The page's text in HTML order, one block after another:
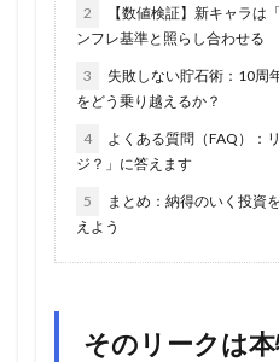
2
【数値検証】新キャラは
ンフレ基準と照らし合わせる
3
失敗しない貯石術：10周
をどう乗り越えるか？
4
よくある質問（FAQ）：
ジ？」に答えます
5
まとめ：納得のいく投資
えよう
そのリークは